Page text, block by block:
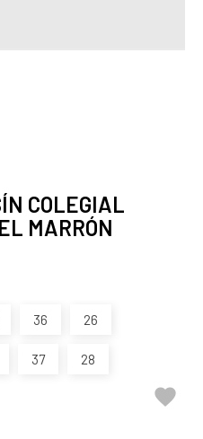
COLEGIAL
MARRÓN
36 26
37 28
